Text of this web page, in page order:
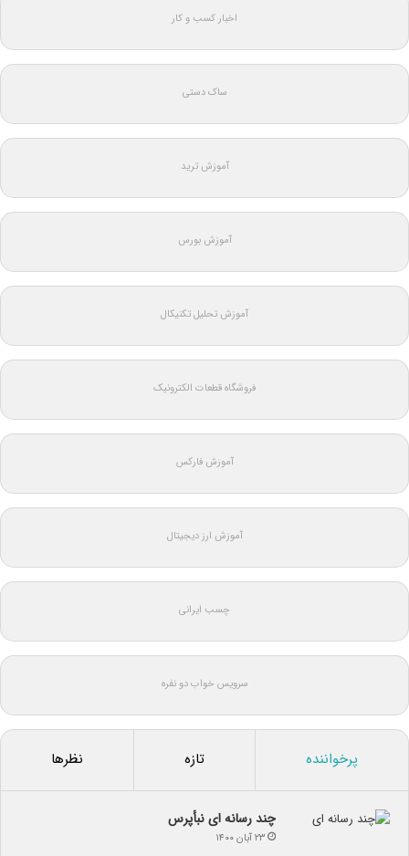
اخبار کسب و کار
ساک دستی
آموزش ترید
آموزش بورس
آموزش تحلیل تکنیکال
فروشگاه قطعات الکترونیک
آموزش فارکس
آموزش ارز دیجیتال
چسب ایرانی
سرویس خواب دو نفره
پرخواننده تازه نظرها
چند رسانه ای نبأپرس
۲۳ آبان ۱۴۰۰